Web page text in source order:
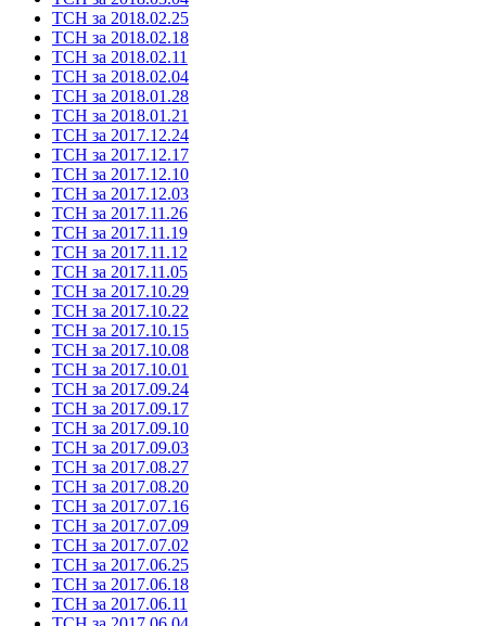
ТСН за 2018.02.25
ТСН за 2018.02.18
ТСН за 2018.02.11
ТСН за 2018.02.04
ТСН за 2018.01.28
ТСН за 2018.01.21
ТСН за 2017.12.24
ТСН за 2017.12.17
ТСН за 2017.12.10
ТСН за 2017.12.03
ТСН за 2017.11.26
ТСН за 2017.11.19
ТСН за 2017.11.12
ТСН за 2017.11.05
ТСН за 2017.10.29
ТСН за 2017.10.22
ТСН за 2017.10.15
ТСН за 2017.10.08
ТСН за 2017.10.01
ТСН за 2017.09.24
ТСН за 2017.09.17
ТСН за 2017.09.10
ТСН за 2017.09.03
ТСН за 2017.08.27
ТСН за 2017.08.20
ТСН за 2017.07.16
ТСН за 2017.07.09
ТСН за 2017.07.02
ТСН за 2017.06.25
ТСН за 2017.06.18
ТСН за 2017.06.11